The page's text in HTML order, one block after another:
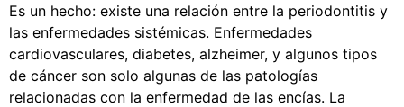
Es un hecho: existe una relación entre la periodontitis y
las enfermedades sistémicas. Enfermedades
cardiovasculares, diabetes, alzheimer, y algunos tipos
de cáncer son solo algunas de las patologías
relacionadas con la enfermedad de las encías. La